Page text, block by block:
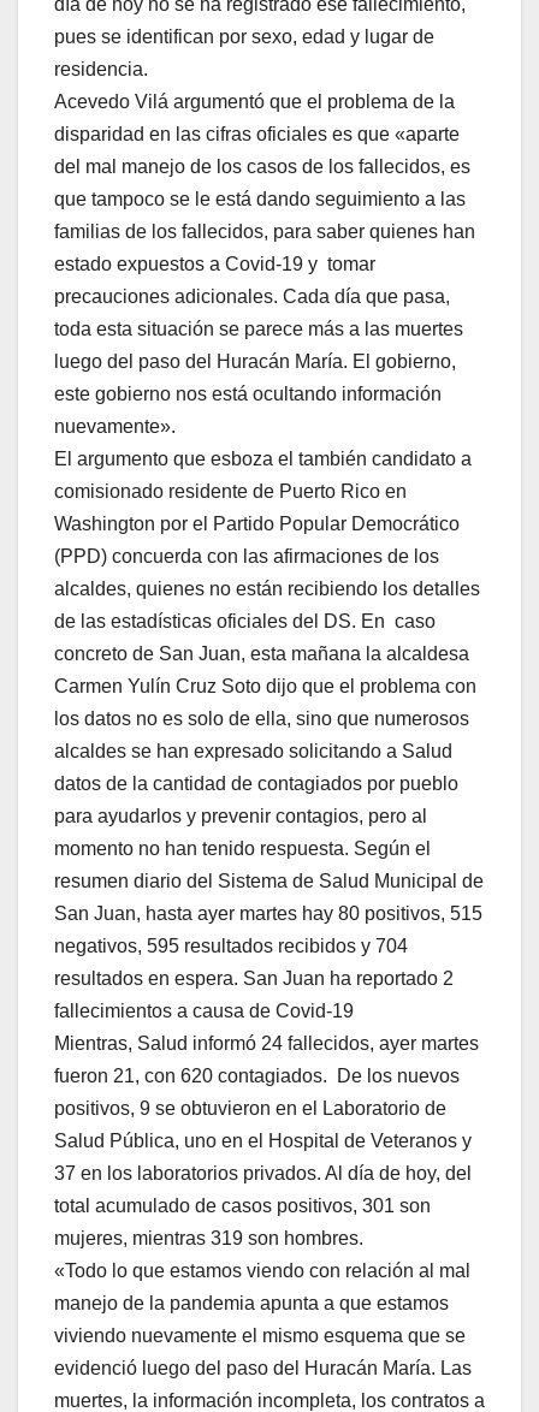
pues se identifican por sexo, edad y lugar de
residencia.
Acevedo Vilá argumentó que el problema de la
disparidad en las cifras oficiales es que «aparte
del mal manejo de los casos de los fallecidos, es
que tampoco se le está dando seguimiento a las
familias de los fallecidos, para saber quienes han
estado expuestos a Covid-19 y tomar
precauciones adicionales. Cada día que pasa,
toda esta situación se parece más a las muertes
luego del paso del Huracán María. El gobierno,
este gobierno nos está ocultando información
nuevamente».
El argumento que esboza el también candidato a
comisionado residente de Puerto Rico en
Washington por el Partido Popular Democrático
(PPD) concuerda con las afirmaciones de los
alcaldes, quienes no están recibiendo los detalles
de las estadísticas oficiales del DS. En caso
concreto de San Juan, esta mañana la alcaldesa
Carmen Yulín Cruz Soto dijo que el problema con
los datos no es solo de ella, sino que numerosos
alcaldes se han expresado solicitando a Salud
datos de la cantidad de contagiados por pueblo
para ayudarlos y prevenir contagios, pero al
momento no han tenido respuesta. Según el
resumen diario del Sistema de Salud Municipal de
San Juan, hasta ayer martes hay 80 positivos, 515
negativos, 595 resultados recibidos y 704
resultados en espera. San Juan ha reportado 2
fallecimientos a causa de Covid-19
Mientras, Salud informó 24 fallecidos, ayer martes
fueron 21, con 620 contagiados. De los nuevos
positivos, 9 se obtuvieron en el Laboratorio de
Salud Pública, uno en el Hospital de Veteranos y
37 en los laboratorios privados. Al día de hoy, del
total acumulado de casos positivos, 301 son
mujeres, mientras 319 son hombres.
«Todo lo que estamos viendo con relación al mal
manejo de la pandemia apunta a que estamos
viviendo nuevamente el mismo esquema que se
evidenció luego del paso del Huracán María. Las
muertes, la información incompleta, los contratos a